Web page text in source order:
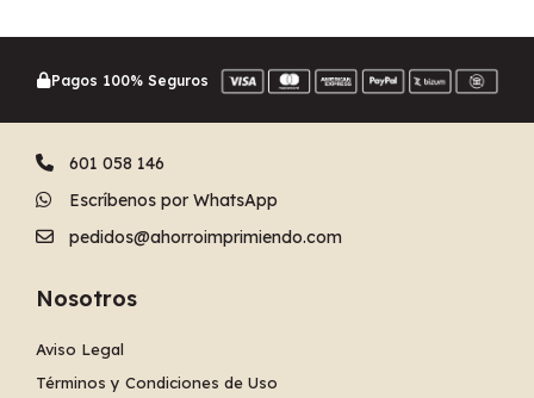
Pagos 100% Seguros
601 058 146
Escríbenos por WhatsApp
pedidos@ahorroimprimiendo.com
Nosotros
Aviso Legal
Términos y Condiciones de Uso